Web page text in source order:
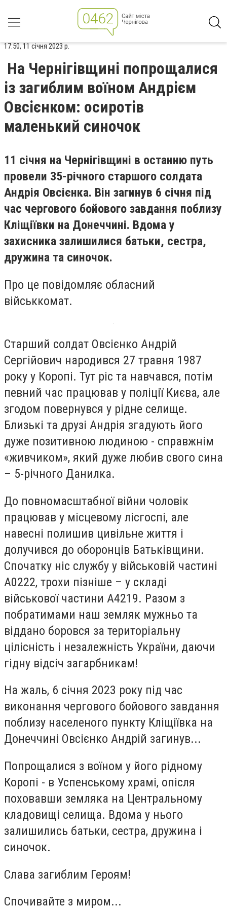
17:50, 11 січня 2023 р.
На Чернігівщині попрощалися
із загиблим воїном Андрієм
Овсієнком: осиротів
маленький синочок
11 січня на Чернігівщині в останню путь
провели 35-річного старшого солдата
Андрія Овсієнка. Він загинув 6 січня під
час чергового бойового завдання поблизу
Кліщіївки на Донеччині. Вдома у
захисника залишилися батьки, сестра,
дружина та синочок.
Про це повідомляє обласний
військкомат.
Старший солдат Овсієнко Андрій
Сергійович народився 27 травня 1987
року у Коропі. Тут ріс та навчався, потім
певний час працював у поліції Києва, але
згодом повернувся у рідне селище.
Близькі та друзі Андрія згадують його
дуже позитивною людиною - справжнім
«живчиком», який дуже любив свого сина
– 5-річного Данилка.
До повномасштабної війни чоловік
працював у місцевому лісгоспі, але
навесні полишив цивільне життя і
долучився до оборонців Батьківщини.
Спочатку ніс службу у військовій частині
А0222, трохи пізніше – у складі
військової частини А4219. Разом з
побратимами наш земляк мужньо та
віддано боровся за територіальну
цілісність і незалежність України, даючи
гідну відсіч загарбникам!
На жаль, 6 січня 2023 року під час
виконання чергового бойового завдання
поблизу населеного пункту Кліщіївка на
Донеччині Овсієнко Андрій загинув...
Попрощалися з воїном у його рідному
Коропі - в Успенському храмі, опісля
поховавши земляка на Центральному
кладовищі селища. Вдома у нього
залишились батьки, сестра, дружина і
синочок.
Слава загиблим Героям!
Спочивайте з миром...